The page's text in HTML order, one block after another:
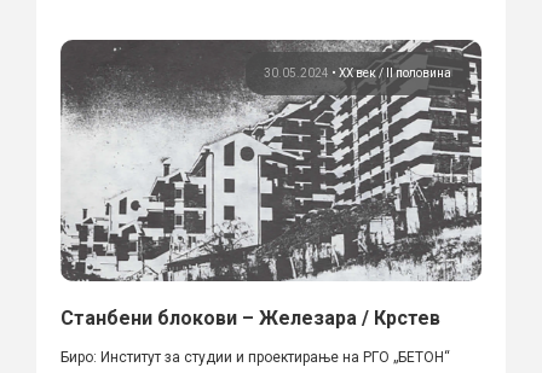
30.05.2024 • ХХ век / II половина
Станбени блокови – Железара / Крстев
Биро: Институт за студии и проектирање на РГО „БЕТОН“